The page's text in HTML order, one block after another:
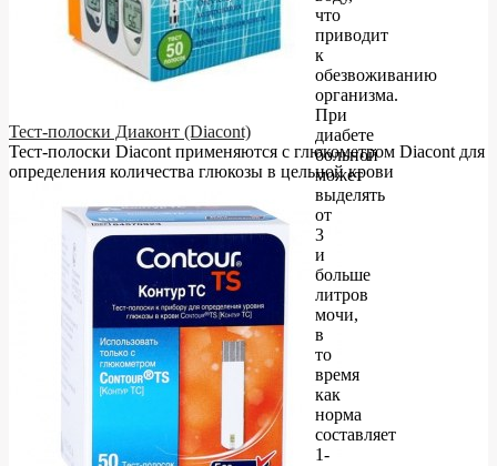
Тест-полоски Диаконт (Diacont)
Тест-полоски Diacont применяются с глюкометром Diacont для
определения количества глюкозы в цельной крови
что
приводит
к
обезвоживанию
организма.
При
диабете
больной
может
выделять
от
3
и
больше
литров
мочи,
в
то
время
как
норма
составляет
1-